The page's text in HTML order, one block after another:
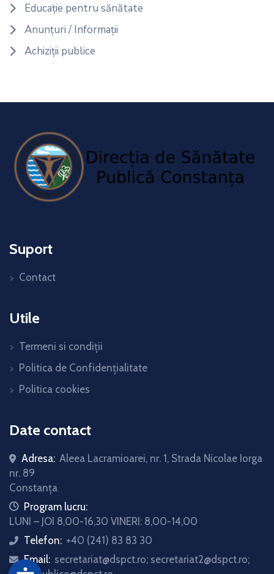
Educație pentru sănătate
Anunțuri / Informații
Achiziții publice
Suport
Contact
Utile
Termeni si condiții
Politica de Confidențialitate
Politica cookies
Date contact
Adresa: Aleea Lacramioarei, nr. 1, Strada Nicolae Iorga
nr. 89
Constanța
iconProgram lucru:
LUNI – JOI 8,00-16,30 VINERI: 8,00-14,00
icon
Telefon: +40 (241) 83 83 30
icon
Email: secretariat@dspct.ro; secretariat2@dspct.ro;